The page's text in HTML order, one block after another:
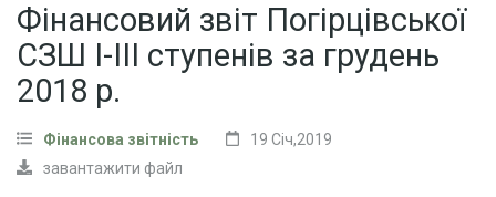
Фінансовий звіт Погірцівської
СЗШ І-ІІІ ступенів за грудень
2018 р.
Фінансова звітність
19 Січ,2019
завантажити файл